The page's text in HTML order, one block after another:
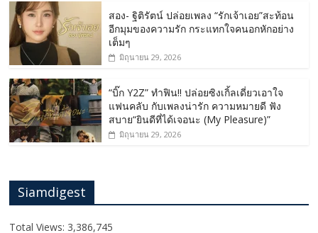
สอง- ฐิติรัตน์ ปล่อยเพลง “รักเจ้าเอย”สะท้อน
อีกมุมของความรัก กระแทกใจคนอกหักอย่าง
เต็มๆ
มิถุนายน 29, 2026
“บิ๊ก Y2Z” ทำฟิน!! ปล่อยซิงเกิ้ลเดี่ยวเอาใจ
แฟนคลับ กับเพลงน่ารัก ความหมายดี ฟัง
สบาย“ยินดีที่ได้เจอนะ (My Pleasure)”
มิถุนายน 29, 2026
Siamdigest
Total Views: 3,386,745